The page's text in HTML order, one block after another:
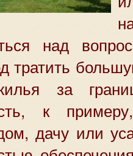
над
тратить
за
к
дачу или